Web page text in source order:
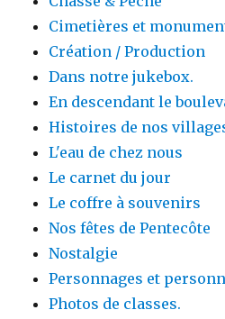
Cimetières et
Création / Production
Dans notre jukebox.
En descendant le
Histoires de nos
L'eau de chez nous
Le carnet du jour
Le coffre à souvenirs
Nos fêtes de Pentecôte
Nostalgie
Personnages et
Photos de classes.